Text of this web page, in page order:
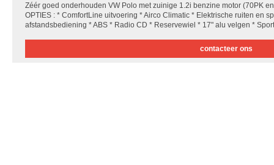
Zéér goed onderhouden VW Polo met zuinige 1.2i benzine motor (70PK
OPTIES : * ComfortLine uitvoering * Airco Climatic * Elektrische ruiten en
afstandsbediening * ABS * Radio CD * Reservewiel * 17" alu velgen *
contacteer ons